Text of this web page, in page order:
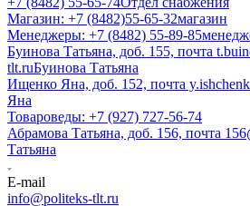
Магазин: +7 (8482)55-65-32магазин
Менеджеры: +7 (8482) 55-89-85
Буинова Татьяна, доб. 155, почта
tlt.ruБуинова Татьяна
Ищенко Яна, доб. 152, почта
Яна
Товароведы: +7 (927) 727-56-74
Абрамова Татьяна, доб. 156, почта
Татьяна
E-mail
info@politeks-tlt.ru